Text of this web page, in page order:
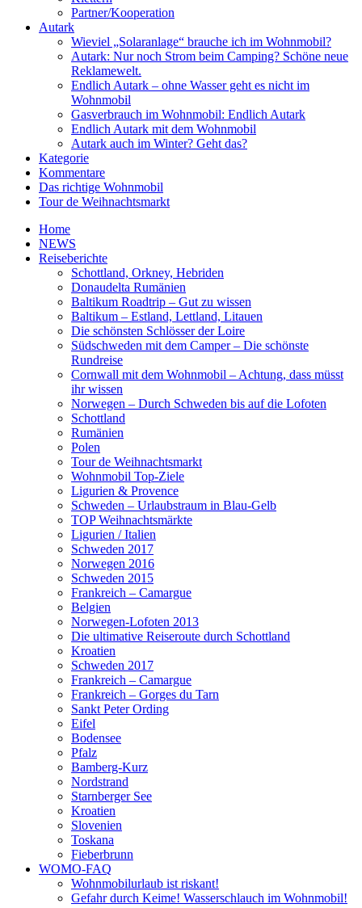
Partner/Kooperation
Autark
Wieviel „Solaranlage“ brauche ich im Wohnmobil?
Autark: Nur noch Strom beim Camping? Schöne neue
Reklamewelt.
Endlich Autark – ohne Wasser geht es nicht im
Wohnmobil
Gasverbrauch im Wohnmobil: Endlich Autark
Endlich Autark mit dem Wohnmobil
Autark auch im Winter? Geht das?
Kategorie
Kommentare
Das richtige Wohnmobil
Tour de Weihnachtsmarkt
Home
NEWS
Reiseberichte
Schottland, Orkney, Hebriden
Donaudelta Rumänien
Baltikum Roadtrip – Gut zu wissen
Baltikum – Estland, Lettland, Litauen
Die schönsten Schlösser der Loire
Südschweden mit dem Camper – Die schönste
Rundreise
Cornwall mit dem Wohnmobil – Achtung, dass müsst
ihr wissen
Norwegen – Durch Schweden bis auf die Lofoten
Schottland
Rumänien
Polen
Tour de Weihnachtsmarkt
Wohnmobil Top-Ziele
Ligurien & Provence
Schweden – Urlaubstraum in Blau-Gelb
TOP Weihnachtsmärkte
Ligurien / Italien
Schweden 2017
Norwegen 2016
Schweden 2015
Frankreich – Camargue
Belgien
Norwegen-Lofoten 2013
Die ultimative Reiseroute durch Schottland
Kroatien
Schweden 2017
Frankreich – Camargue
Frankreich – Gorges du Tarn
Sankt Peter Ording
Eifel
Bodensee
Pfalz
Bamberg-Kurz
Nordstrand
Starnberger See
Kroatien
Slovenien
Toskana
Fieberbrunn
WOMO-FAQ
Wohnmobilurlaub ist riskant!
Gefahr durch Keime! Wasserschlauch im Wohnmobil!